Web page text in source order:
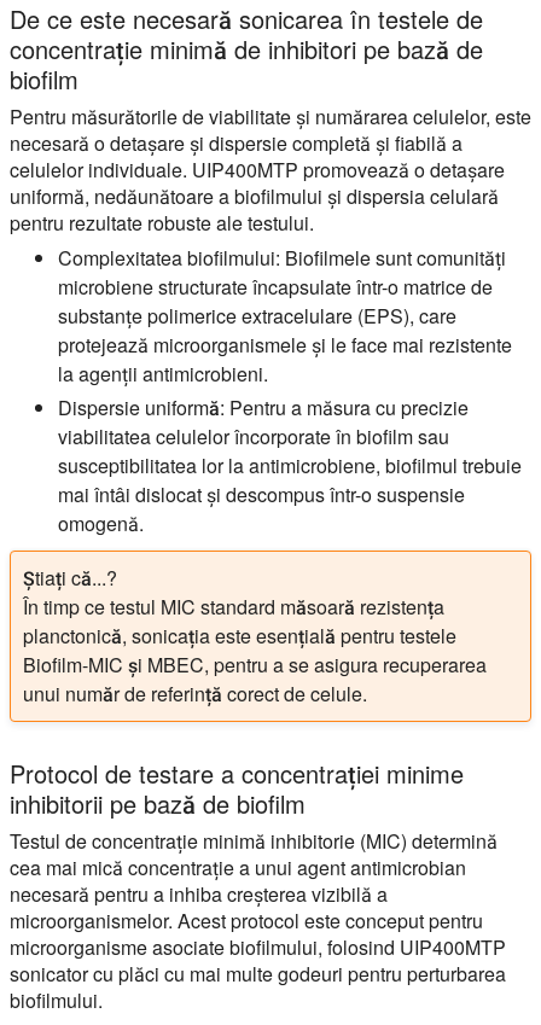
De ce este necesară sonicarea în testele de
concentrație minimă de inhibitori pe bază de
biofilm
Pentru măsurătorile de viabilitate și numărarea celulelor, este
necesară o detașare și dispersie completă și fiabilă a
celulelor individuale. UIP400MTP promovează o detașare
uniformă, nedăunătoare a biofilmului și dispersia celulară
pentru rezultate robuste ale testului.
Complexitatea biofilmului: Biofilmele sunt comunități
microbiene structurate încapsulate într-o matrice de
substanțe polimerice extracelulare (EPS), care
protejează microorganismele și le face mai rezistente
la agenții antimicrobieni.
Dispersie uniformă: Pentru a măsura cu precizie
viabilitatea celulelor încorporate în biofilm sau
susceptibilitatea lor la antimicrobiene, biofilmul trebuie
mai întâi dislocat și descompus într-o suspensie
omogenă.
Știați că...?
În timp ce testul MIC standard măsoară rezistența
planctonică, sonicația este esențială pentru testele
Biofilm-MIC și MBEC, pentru a se asigura recuperarea
unui număr de referință corect de celule.
Protocol de testare a concentrației minime
inhibitorii pe bază de biofilm
Testul de concentrație minimă inhibitorie (MIC) determină
cea mai mică concentrație a unui agent antimicrobian
necesară pentru a inhiba creșterea vizibilă a
microorganismelor. Acest protocol este conceput pentru
microorganisme asociate biofilmului, folosind UIP400MTP
sonicator cu plăci cu mai multe godeuri pentru perturbarea
biofilmului.